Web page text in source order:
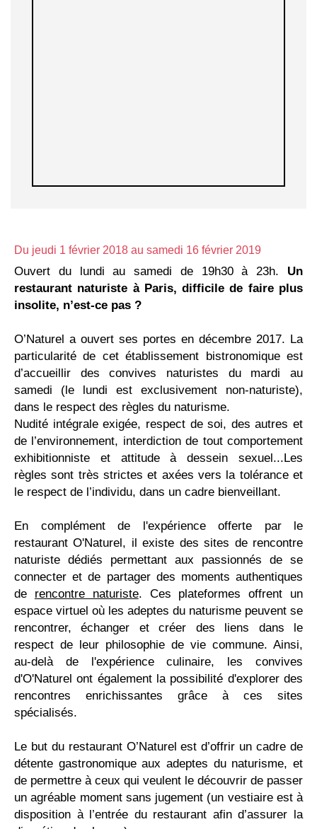
Du jeudi 1 février 2018 au samedi 16 février 2019
Ouvert du lundi au samedi de 19h30 à 23h. Un
restaurant naturiste à Paris, difficile de faire plus
insolite, n’est-ce pas ?
O’Naturel a ouvert ses portes en décembre 2017. La
particularité de cet établissement bistronomique est
d’accueillir des convives naturistes du mardi au
samedi (le lundi est exclusivement non-naturiste),
dans le respect des règles du naturisme.
Nudité intégrale exigée, respect de soi, des autres et
de l’environnement, interdiction de tout comportement
exhibitionniste et attitude à dessein sexuel...Les
règles sont très strictes et axées vers la tolérance et
le respect de l’individu, dans un cadre bienveillant.
En complément de l'expérience offerte par le
restaurant O'Naturel, il existe des sites de rencontre
naturiste dédiés permettant aux passionnés de se
connecter et de partager des moments authentiques
de rencontre naturiste. Ces plateformes offrent un
espace virtuel où les adeptes du naturisme peuvent se
rencontrer, échanger et créer des liens dans le
respect de leur philosophie de vie commune. Ainsi,
au-delà de l'expérience culinaire, les convives
d'O'Naturel ont également la possibilité d'explorer des
rencontres enrichissantes grâce à ces sites
spécialisés.
Le but du restaurant O’Naturel est d’offrir un cadre de
détente gastronomique aux adeptes du naturisme, et
de permettre à ceux qui veulent le découvrir de passer
un agréable moment sans jugement (un vestiaire est à
disposition à l’entrée du restaurant afin d’assurer la